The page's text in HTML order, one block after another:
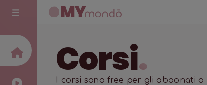
Corsi.
I corsi sono free per gli abbonati